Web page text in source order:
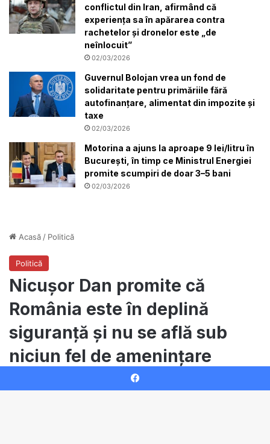
conflictul din Iran, afirmând că
experiența sa în apărarea contra
rachetelor și dronelor este „de
neînlocuit”
02/03/2026
Guvernul Bolojan vrea un fond de
solidaritate pentru primăriile fără
autofinanțare, alimentat din impozite și
taxe
02/03/2026
Motorina a ajuns la aproape 9 lei/litru în
București, în timp ce Ministrul Energiei
promite scumpiri de doar 3–5 bani
02/03/2026
Facebook